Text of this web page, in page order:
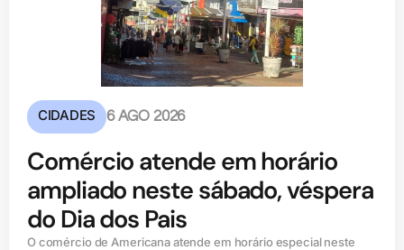
CIDADES 6 AGO 2026
Comércio atende em horário
ampliado neste sábado, véspera
do Dia dos Pais
O comércio de Americana atende em horário especial neste